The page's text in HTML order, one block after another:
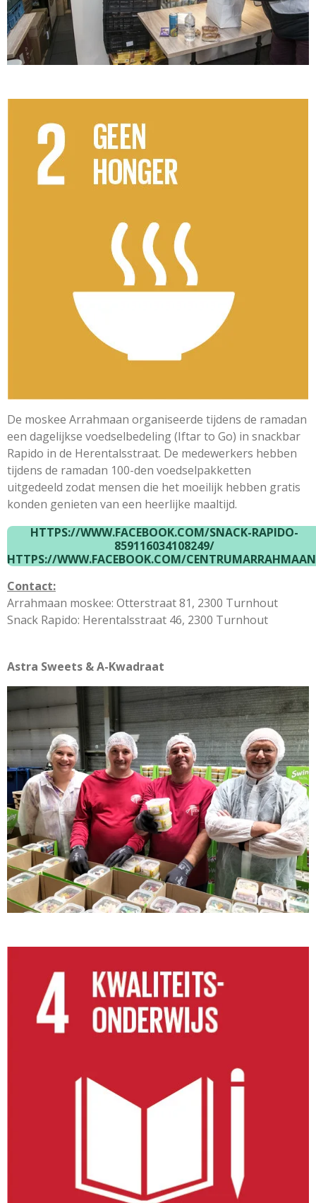
De moskee Arrahmaan organiseerde tijdens de ramadan
een dagelijkse voedselbedeling (Iftar to Go) in snackbar
Rapido in de Herentalsstraat. De medewerkers hebben
tijdens de ramadan 100-den voedselpakketten
uitgedeeld zodat mensen die het moeilijk hebben gratis
konden genieten van een heerlijke maaltijd.
HTTPS://WWW.FACEBOOK.COM/SNACK-RAPIDO-
859116034108249/
HTTPS://WWW.FACEBOOK.COM/
Contact:
Arrahmaan moskee: Otterstraat 81, 2300 Turnhout
Snack Rapido: Herentalsstraat 46, 2300 Turnhout
Astra Sweets & A-Kwadraat